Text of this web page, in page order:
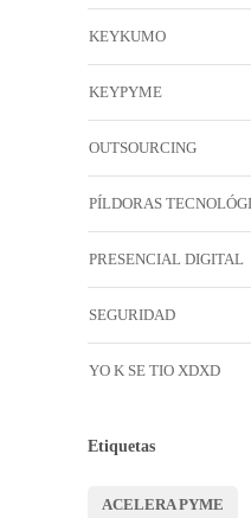
KEYKUMO
KEYPYME
OUTSOURCING
PÍLDORAS
PRESENCIAL DIGITAL
SEGURIDAD
YO K SE TIO XDXD
Etiquetas
ACELERA PYME